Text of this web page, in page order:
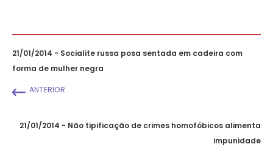
21/01/2014 - Socialite russa posa sentada em cadeira com
forma de mulher negra
ANTERIOR
21/01/2014 - Não tipificação de crimes homofóbicos alimenta
impunidade